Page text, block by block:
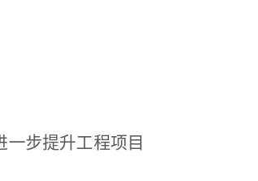
步提升工程项目